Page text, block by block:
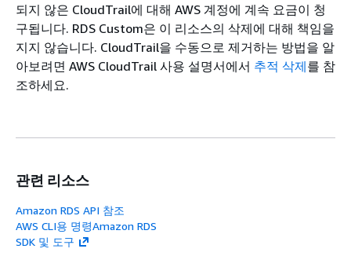
되지 않은 CloudTrail에 대해 AWS 계정에 계속 요금이 청
구됩니다. RDS Custom은 이 리소스의 삭제에 대해 책임을
지지 않습니다. CloudTrail을 수동으로 제거하는 방법을 알
아보려면 AWS CloudTrail 사용 설명서에서 추적 삭제를 참
조하세요.
관련 리소스
Amazon RDS API 참조
AWS CLI용 명령Amazon RDS
SDK 및 도구